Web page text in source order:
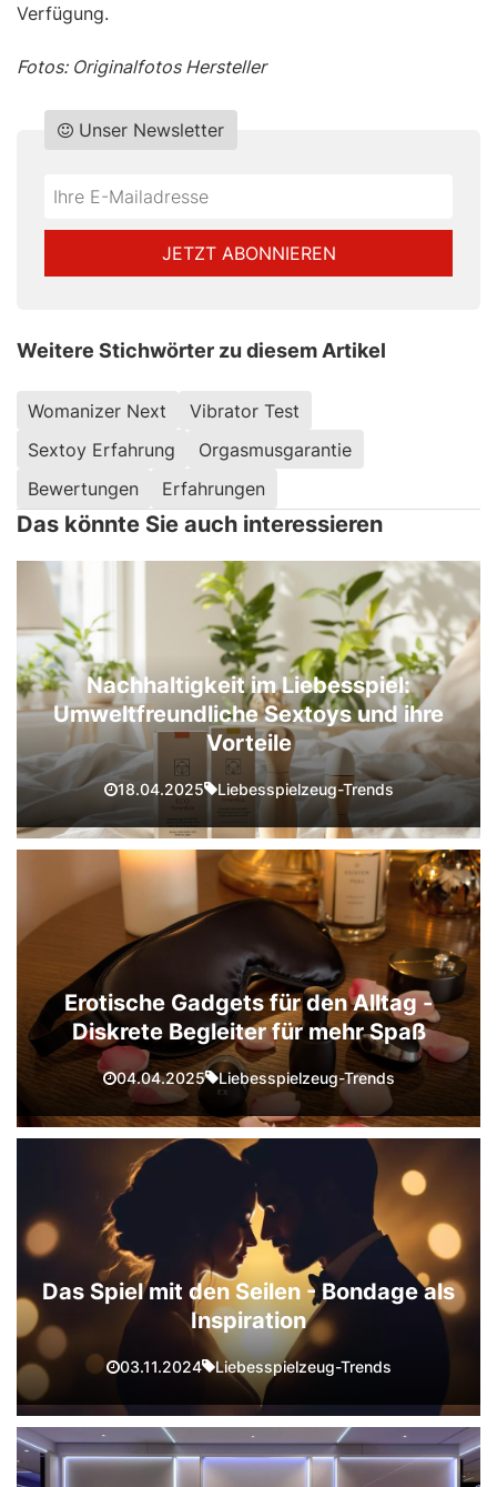
Verfügung.
Fotos: Originalfotos Hersteller
Do
Unser Newsletter
*Ihre
JETZT ABONNIEREN
Weitere Stichwörter zu diesem Artikel
Womanizer Next
Vibrator Test
Sextoy Erfahrung
Orgasmusgarantie
Bewertungen
Erfahrungen
Das könnte Sie auch interessieren
Nachhaltigkeit im Liebesspiel:
Umweltfreundliche Sextoys und ihre
Vorteile
18.04.2025 Liebesspielzeug-Trends
Erotische Gadgets für den Alltag -
Diskrete Begleiter für mehr Spaß
04.04.2025 Liebesspielzeug-Trends
Das Spiel mit den Seilen - Bondage als
Inspiration
03.11.2024 Liebesspielzeug-Trends